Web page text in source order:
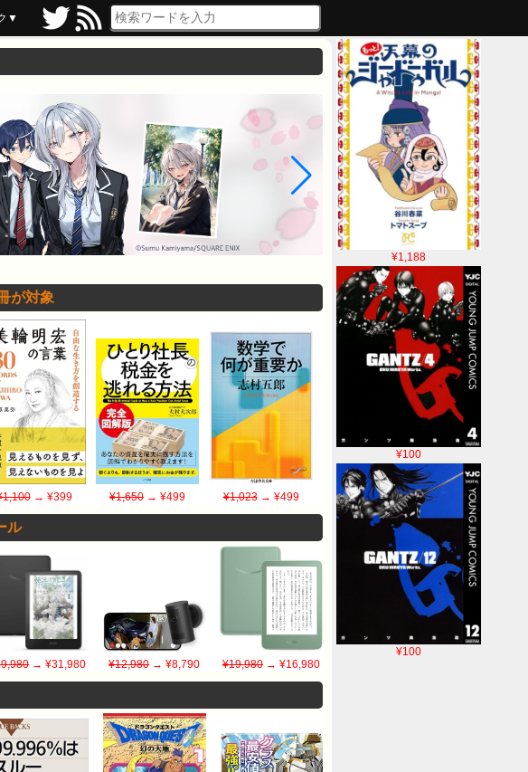
▼
¥1,188
¥100
¥100
が対象
→ ¥399 ¥1,650 → ¥499 ¥1,023→ ¥499
ル
→ ¥31,980 ¥12,980→ ¥8,790 ¥19,980→ ¥16,980